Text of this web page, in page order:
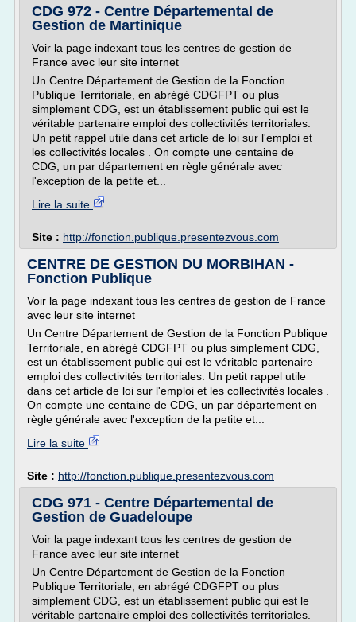
CDG 972 - Centre Départemental de
Gestion de Martinique
Voir la page indexant tous les centres de gestion de
France avec leur site internet
Un Centre Département de Gestion de la Fonction
Publique Territoriale, en abrégé CDGFPT ou plus
simplement CDG, est un établissement public qui est le
véritable partenaire emploi des collectivités territoriales.
Un petit rappel utile dans cet article de loi sur l'emploi et
les collectivités locales . On compte une centaine de
CDG, un par département en règle générale avec
l'exception de la petite et...
Lire la suite
Site : http://fonction.publique.presentezvous.com
CENTRE DE GESTION DU MORBIHAN -
Fonction Publique
Voir la page indexant tous les centres de gestion de France
avec leur site internet
Un Centre Département de Gestion de la Fonction Publique
Territoriale, en abrégé CDGFPT ou plus simplement CDG,
est un établissement public qui est le véritable partenaire
emploi des collectivités territoriales. Un petit rappel utile
dans cet article de loi sur l'emploi et les collectivités locales .
On compte une centaine de CDG, un par département en
règle générale avec l'exception de la petite et...
Lire la suite
Site : http://fonction.publique.presentezvous.com
CDG 971 - Centre Départemental de
Gestion de Guadeloupe
Voir la page indexant tous les centres de gestion de
France avec leur site internet
Un Centre Département de Gestion de la Fonction
Publique Territoriale, en abrégé CDGFPT ou plus
simplement CDG, est un établissement public qui est le
véritable partenaire emploi des collectivités territoriales.